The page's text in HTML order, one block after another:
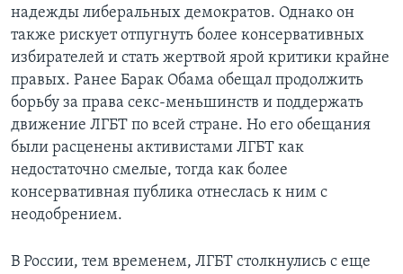
надежды либеральных демократов. Однако он
также рискует отпугнуть более консервативных
избирателей и стать жертвой ярой критики крайне
правых. Ранее Барак Обама обещал продолжить
борьбу за права секс-меньшинств и поддержать
движение ЛГБТ по всей стране. Но его обещания
были расценены активистами ЛГБТ как
недостаточно смелые, тогда как более
консервативная публика отнеслась к ним с
неодобрением.
В России, тем временем, ЛГБТ столкнулись с еще